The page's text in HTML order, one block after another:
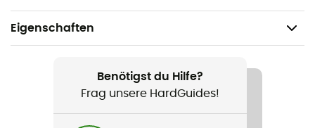
Eigenschaften
Wandern / Trekking / Reise / Bergsteigen / Camping
Benötigst du Hilfe?
Frag unsere HardGuides!